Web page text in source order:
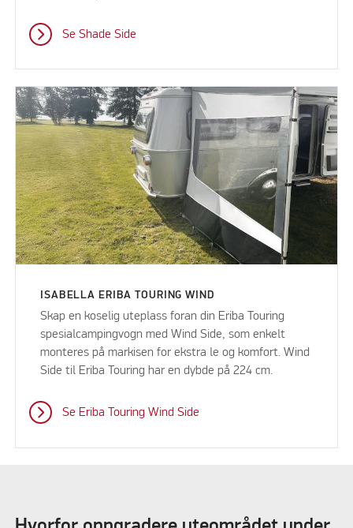
Se Shade Side
ISABELLA ERIBA TOURING WIND
Skap en koselig uteplass foran din Eriba Touring
spesialcampingvogn med Wind Side, som enkelt
monteres på markisen for ekstra le og komfort. Wind
Side til Eriba Touring har en dybde på 224 cm.
Se Eriba Touring Wind Side